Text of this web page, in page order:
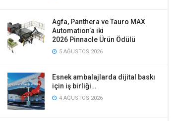
Agfa, Panthera ve Tauro MAX
Automation’a iki
2026 Pinnacle Ürün Ödülü
5 AĞUSTOS 2026
Esnek ambalajlarda dijital baskı
için iş birliği…
4 AĞUSTOS 2026